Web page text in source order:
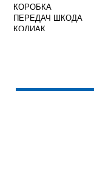
КОРОБКА
ПЕРЕДАЧ ШКОДА
КОДИАК